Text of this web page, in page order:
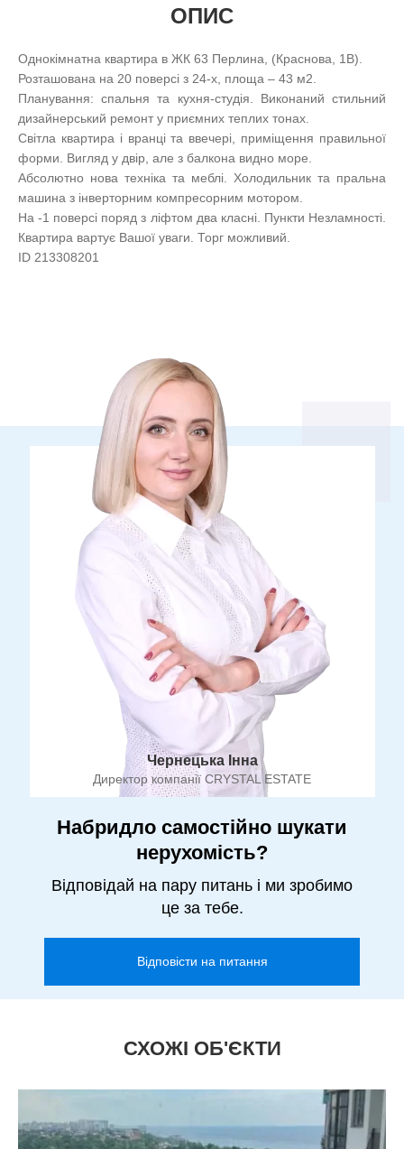
ОПИС
Однокімнатна квартира в ЖК 63 Перлина, (Краснова, 1В).
Розташована на 20 поверсі з 24-х, площа – 43 м2.
Планування: спальня та кухня-студія. Виконаний стильний
дизайнерський ремонт у приємних теплих тонах.
Світла квартира і вранці та ввечері, приміщення правильної
форми. Вигляд у двір, але з балкона видно море.
Абсолютно нова техніка та меблі. Холодильник та пральна
машина з інверторним компресорним мотором.
На -1 поверсі поряд з ліфтом два класні. Пункти Незламності.
Квартира вартує Вашої уваги. Торг можливий.
ID 213308201
Чернецька Інна
Директор компанії CRYSTAL ESTATE
Набридло самостійно шукати
нерухомість?
Відповідай на пару питань і ми зробимо
це за тебе.
Відповісти на питання
СХОЖІ ОБ'ЄКТИ